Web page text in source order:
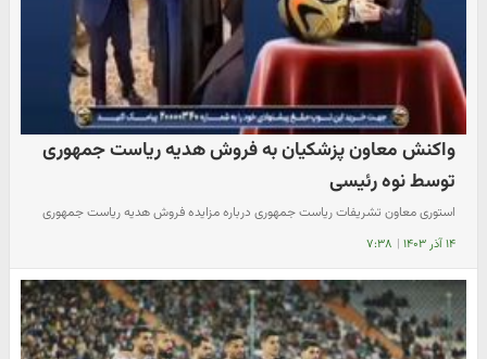
واکنش معاون پزشکیان به فروش هدیه ریاست جمهوری
توسط نوه رئیسی
استوری معاون تشریفات ریاست جمهوری درباره مزایده فروش هدیه ریاست جمهوری
۱۴ آذر ۱۴۰۳ | ۷:۳۸